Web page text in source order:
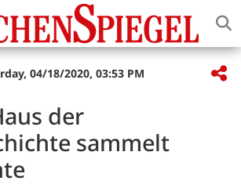
04/18/2020, 03:53 PM
der
sammelt